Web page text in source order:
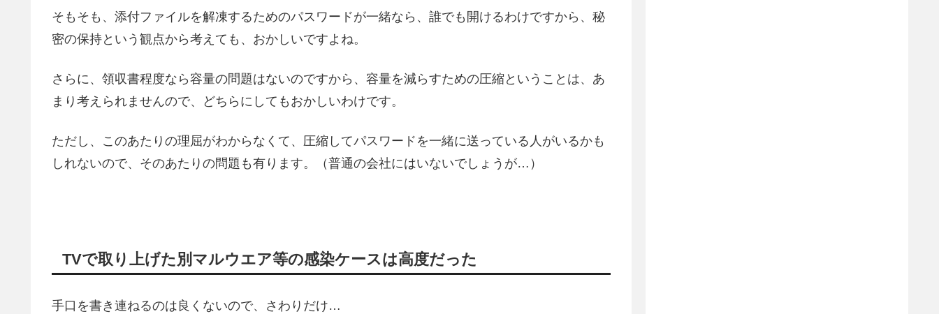
そもそも、添付ファイルを解凍するためのパスワードが一緒なら、誰でも開けるわけですから、秘
密の保持という観点から考えても、おかしいですよね。
さらに、領収書程度なら容量の問題はないのですから、容量を減らすための圧縮ということは、あ
まり考えられませんので、どちらにしてもおかしいわけです。
ただし、このあたりの理屈がわからなくて、圧縮してパスワードを一緒に送っている人がいるかも
しれないので、そのあたりの問題も有ります。（普通の会社にはいないでしょうが…）
TVで取り上げた別マルウエア等の感染ケースは高度だった
手口を書き連ねるのは良くないので、さわりだけ…